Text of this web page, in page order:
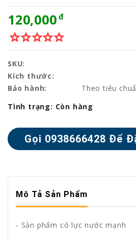
120,000
star_borderstar_borderstar_borderstar_borderstar_border
SKU:
Kích thước:
Bảo hành:
Theo tiêu
Tình trạng: Còn hàng
Mô Tả Sản Phẩm
- Sản phẩm có lực nước mạnh